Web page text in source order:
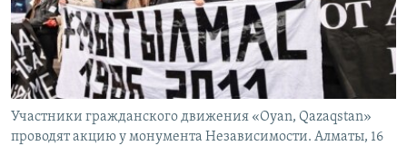
Участники гражданского движения «Oyan, Qazaqstan»
проводят акцию у монумента Независимости. Алматы, 16